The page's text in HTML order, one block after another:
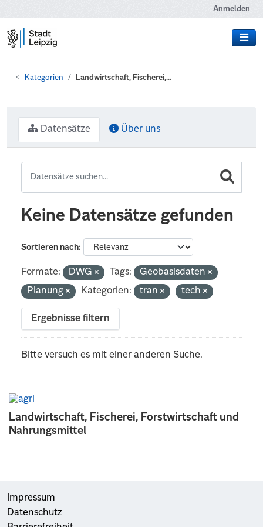
Anmelden
Kategorien Landwirtschaft, Fischerei,...
Landwirtschaft, Fischerei, Forstwirtschaft und
Nahrungsmittel
Datensätze Über uns
Keine Datensätze gefunden
Sortieren nach
Formate: DWG Tags:
Geobasisdaten
Planung
Kategorien: tran tech
Ergebnisse filtern
Bitte versuch es mit einer anderen Suche.
Impressum
Datenschutz